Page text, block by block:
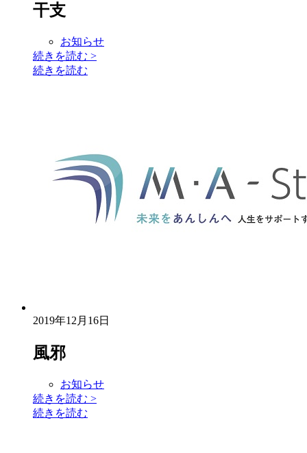
干支
お知らせ
続きを読む >
続きを読む
2019年12月16日
風邪
お知らせ
続きを読む >
続きを読む